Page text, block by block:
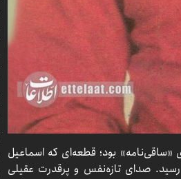
حرفه‌ای هوشمند عقیلی در سال ۱۳۳۴ با اجرای «ساقی‌نامه» بود؛ قطعه‌ای که اسماعیل
صدای تازه‌نفس و پرقدرت عقیلی